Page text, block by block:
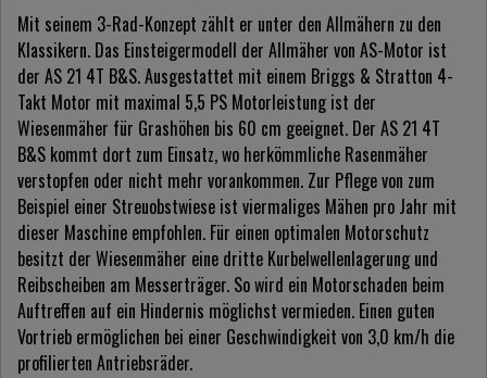
Mit seinem 3-Rad-Konzept zählt er unter den Allmähern zu den
Klassikern. Das Einsteigermodell der Allmäher von AS-Motor ist
der AS 21 4T B&S. Ausgestattet mit einem Briggs & Stratton 4-
Takt Motor mit maximal 5,5 PS Motorleistung ist der
Wiesenmäher für Grashöhen bis 60 cm geeignet. Der AS 21 4T
B&S kommt dort zum Einsatz, wo herkömmliche Rasenmäher
verstopfen oder nicht mehr vorankommen. Zur Pflege von zum
Beispiel einer Streuobstwiese ist viermaliges Mähen pro Jahr mit
dieser Maschine empfohlen. Für einen optimalen Motorschutz
besitzt der Wiesenmäher eine dritte Kurbelwellenlagerung und
Reibscheiben am Messerträger. So wird ein Motorschaden beim
Auftreffen auf ein Hindernis möglichst vermieden. Einen guten
Vortrieb ermöglichen bei einer Geschwindigkeit von 3,0 km/h die
profilierten Antriebsräder.